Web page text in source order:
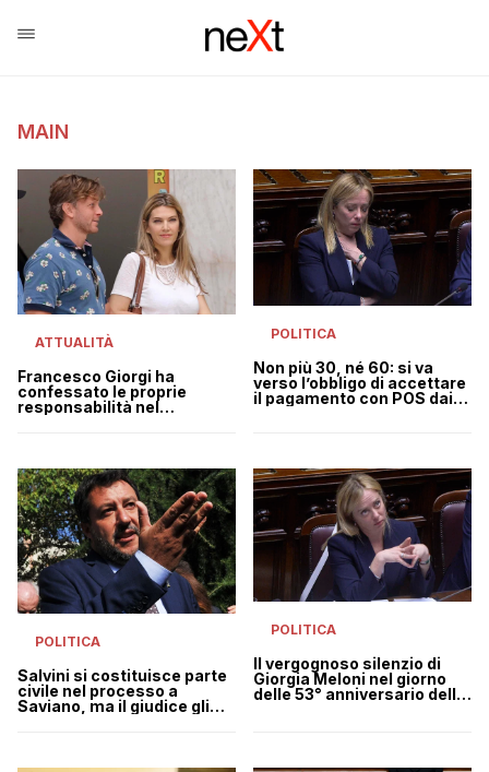
MAIN
ATTUALITÀ
Francesco Giorgi ha
confessato le proprie
responsabilità nel
POLITICA
Non più 30, né 60: si va
verso l’obbligo di accettare
il pagamento con POS dai
POLITICA
Salvini si costituisce parte
civile nel processo a
Saviano, ma il giudice gli
POLITICA
Il vergognoso silenzio di
Giorgia Meloni nel giorno
delle 53° anniversario della